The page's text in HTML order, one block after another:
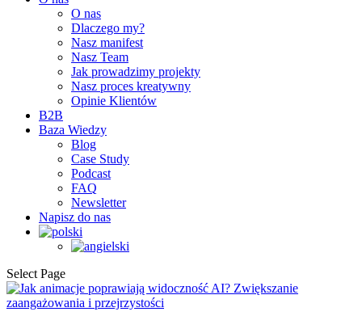
O nas
Dlaczego my?
Nasz manifest
Nasz Team
Jak prowadzimy projekty
Nasz proces kreatywny
Opinie Klientów
B2B
Baza Wiedzy
Blog
Case Study
Podcast
FAQ
Newsletter
Napisz do nas
Select Page